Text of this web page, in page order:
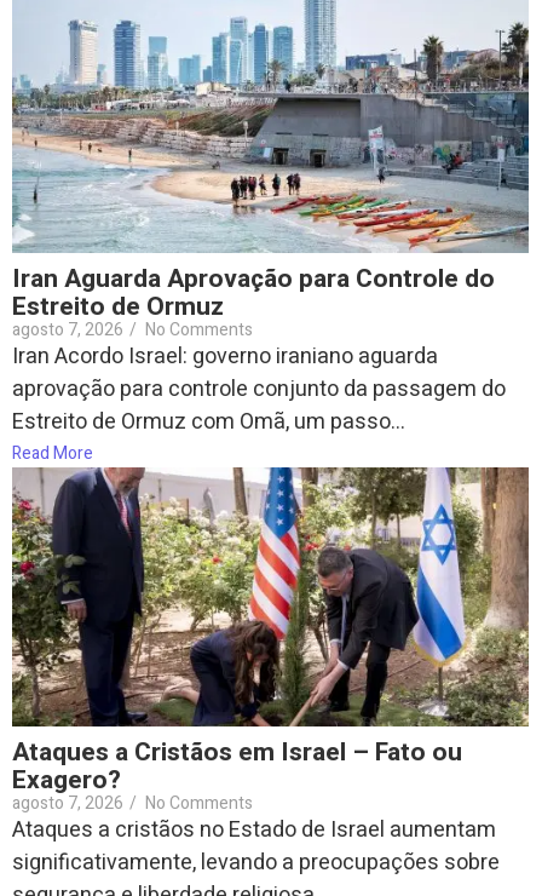
Iran Aguarda Aprovação para Controle do
Estreito de Ormuz
agosto 7, 2026 / No Comments
Iran Acordo Israel: governo iraniano aguarda
aprovação para controle conjunto da passagem do
Estreito de Ormuz com Omã, um passo...
Read More
Ataques a Cristãos em Israel – Fato ou
Exagero?
agosto 7, 2026 / No Comments
Ataques a cristãos no Estado de Israel aumentam
significativamente, levando a preocupações sobre